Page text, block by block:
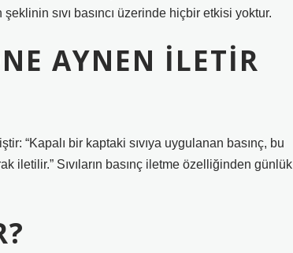
sıvı basıncı üzerinde hiçbir etkisi yoktur.
AYNEN ILETIR
“Kapalı bir kaptaki sıvıya uygulanan basınç, bu
iletilir.” Sıvıların basınç iletme özelliğinden günlük